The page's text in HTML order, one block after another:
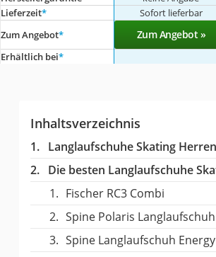
Lieferzeit* Sofort lieferbar
Zum Angebot* Zum Angebot »
Erhältlich bei*
Inhaltsverzeichnis
Langlaufschuhe Skating
Die besten Langlaufschuhe
Fischer RC3 Combi
Spine Polaris Langlaufschuh
Spine Langlaufschuh